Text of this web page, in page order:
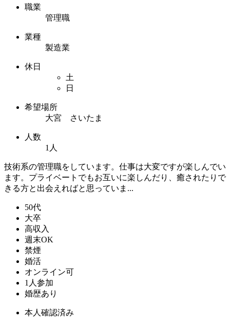
職業
管理職
業種
製造業
休日
土
日
希望場所
大宮 さいたま
人数
1人
技術系の管理職をしています。仕事は大変ですが楽しんでい
ます。プライベートでもお互いに楽しんだり、癒されたりで
きる方と出会えればと思っていま...
50代
大卒
高収入
週末OK
禁煙
婚活
オンライン可
1人参加
婚歴あり
本人確認済み